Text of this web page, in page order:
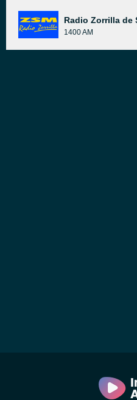
Radio Zorrilla de
1400 AM